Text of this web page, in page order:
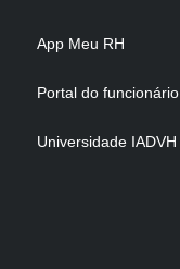
App Meu RH
Portal do funcionário
Universidade IADVH